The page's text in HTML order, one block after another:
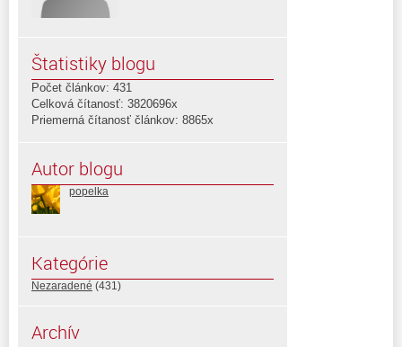
Štatistiky blogu
Počet článkov: 431
Celková čítanosť: 3820696x
Priemerná čítanosť článkov: 8865x
Autor blogu
popelka
Kategórie
Nezaradené (431)
Archív